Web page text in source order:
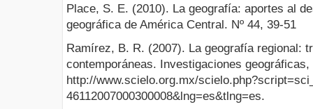
Place, S. E. (2010). La geografía: aportes al
geográfica de América Central. Nº 44, 39-51
Ramírez, B. R. (2007). La geografía regional:
contemporáneas. Investigaciones geográficas,
http://www.scielo.org.mx/
46112007000300008&lng=es&tlng=es.